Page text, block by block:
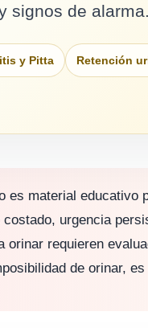
signos de alarma.
y Pitta Retención
es material educativo
urgencia
orinar requieren
de orinar,